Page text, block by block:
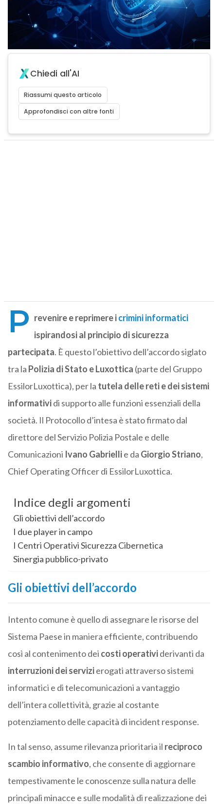
Chiedi all'AI
Riassumi questo articolo
Approfondisci con altre fonti
P revenire e reprimere icrimini informatici
ispirandosi al principio di sicurezza
partecipata. È questo l’obiettivo dell’accordo siglato
tra la Polizia di Stato e Luxottica (parte del Gruppo
EssilorLuxottica), per la tutela delle reti e dei sistemi
informatividi supporto alle funzioni essenziali della
società. Il Protocollo d’intesa è stato firmato dal
direttore del Servizio Polizia Postale e delle
Comunicazioni Ivano Gabriellie da Giorgio Striano,
Chief Operating Officer di EssilorLuxottica.
Indice degli argomenti
Gli obiettivi dell’accordo
I due player in campo
I Centri Operativi Sicurezza Cibernetica
Sinergia pubblico-privato
Gli obiettivi dell’accordo
Intento comune è quello di assegnare le risorse del
Sistema Paese in maniera efficiente, contribuendo
così al contenimento dei costi operatividerivanti da
interruzioni dei servizierogati attraverso sistemi
informatici e di telecomunicazioni a vantaggio
dell’intera collettività, grazie al costante
potenziamento delle capacità di incident response.
In tal senso, assume rilevanza prioritaria il reciproco
scambio informativo, che consente di aggiornare
tempestivamente le conoscenze sulla natura delle
principali minacce e sulle modalità di realizzazione dei